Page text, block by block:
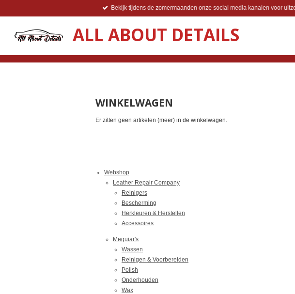
Bekijk tijdens de zomermaanden onze social media kanalen voor
ALL ABOUT DETAILS
WINKELWAGEN
Er zitten geen artikelen (meer) in de winkelwagen.
Webshop
Leather Repair Company
Reinigers
Bescherming
Herkleuren & Herstellen
Accessoires
Meguiar's
Wassen
Reinigen & Voorbereiden
Polish
Onderhouden
Wax